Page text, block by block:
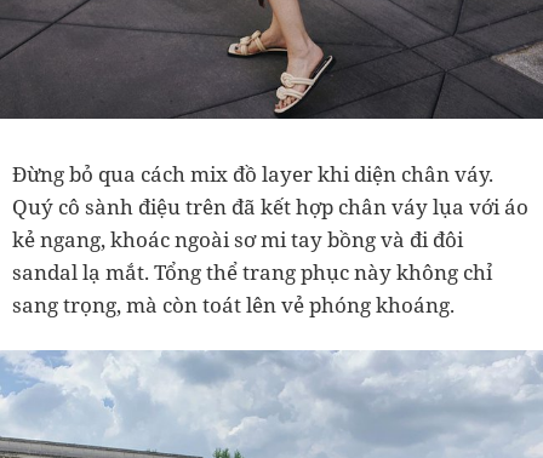
Đừng bỏ qua cách mix đồ layer khi diện chân váy.
Quý cô sành điệu trên đã kết hợp chân váy lụa với áo
kẻ ngang, khoác ngoài sơ mi tay bồng và đi đôi
sandal lạ mắt. Tổng thể trang phục này không chỉ
sang trọng, mà còn toát lên vẻ phóng khoáng.